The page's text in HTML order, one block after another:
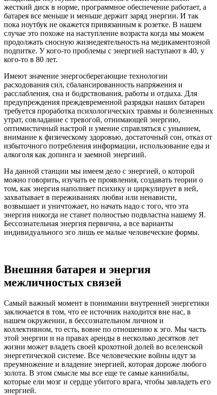
жесткий диск в норме, программное обеспечение работает, а
батарея все меньше и меньше держит заряд энергии. И так
пока ноутбук не окажется привязанным к розетке. В нашем
случае это похоже на наступление возраста когда мы можем
продолжать сносную жизнедеятельность на медикаментозной
подпитке. У кого-то проблемы с энергией наступают в 40, у
кого-то в 80 лет.
Имеют значение энергосберегающие технологии
расходования сил, сбалансированность напряжения и
расслабления, сна и бодрствования, работы и отдыха. Для
предупреждения преждевременной разрядки наших батареи
требуется проработка психологических травмы и болезненных
утрат, совладание с тревогой, отнимающей энергию,
оптимистичный настрой и умение справляться с унынием,
внимание к физическому здоровью, достаточный сон, отказ от
избыточного потребления информации, использование еды и
алкоголя как допинга и заемной энергиий.
На данной станции мы имеем дело с энергией, о которой
можно говорить, изучать ее проявления, создавать теории о
том, как энергия наполняет психику и циркулирует в ней,
захватывает в переживаниях любви или ненависти,
возвышает и уничтожает, но начать надо с того, что эта
энергия никогда не станет полностью подвластна нашему Я.
Бессознательная энергия первична, а все варианты
индивидуального эго лишь ее малые человеческие формы.
Внешняя батарея и энергия
межличностых связей
Самый важный момент в понимании внутренней энергетики
заключается в том, что ее источник находится вне нас, в
нашем окружении, в бессознательном личном и
коллективном, то есть, вовне по отношению к эго. Мы часть
этой энергии и на правах аренды в несколько десятков лет
жизни может владеть своей крохотной долей во вселенской
энергетической системе. Все человеческие войны идут за
преумножение и владение энергией, которая дороже любого
золота. В этом смысле мы все еще те самые каннибалы,
которые ели мозг и сердце убитого врага, чтобы завладеть его
энергией.